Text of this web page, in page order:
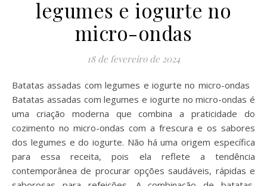
legumes e iogurte no
micro-ondas
18 de fevereiro de 2024
Batatas assadas com legumes e iogurte no micro-ondas
Batatas assadas com legumes e iogurte no micro-ondas é
uma criação moderna que combina a praticidade do
cozimento no micro-ondas com a frescura e os sabores
dos legumes e do iogurte. Não há uma origem específica
para essa receita, pois ela reflete a tendência
contemporânea de procurar opções saudáveis, rápidas e